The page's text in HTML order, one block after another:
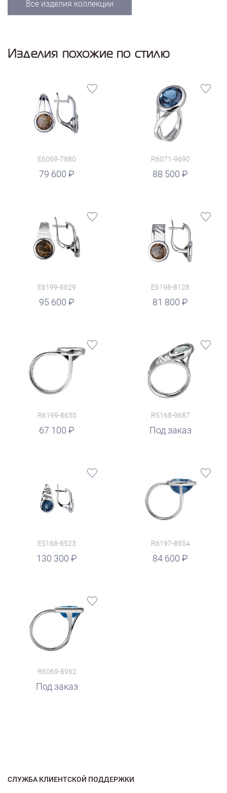
Все изделия коллекции
Изделия похожие по стилю
E6069-7880
79 600
R6071-9690
88 500
E6199-8629
95 600
E6198-8128
81 800
R6199-8630
67 100
R5168-9687
Под заказ
E5168-8523
130 300
R6197-8954
84 600
руб.
R6069-8962
Под заказ
СЛУЖБА КЛИЕНТСКОЙ ПОДДЕРЖКИ